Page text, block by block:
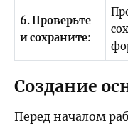
6. Проверьте
и сохраните:
Создание
Перед началом